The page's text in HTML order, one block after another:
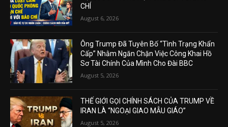
CHÍ
August 6, 2026
Ông Trump Đã Tuyên Bố “Tình Trạng Khẩn
Cấp” Nhằm Ngăn Chặn Việc Công Khai Hồ
Sơ Tài Chính Của Mình Cho Đài BBC
August 5, 2026
THẾ GIỚI GỌI CHÍNH SÁCH CỦA TRUMP VỀ
IRAN LÀ “NGOẠI GIAO MẪU GIÁO”
August 5, 2026